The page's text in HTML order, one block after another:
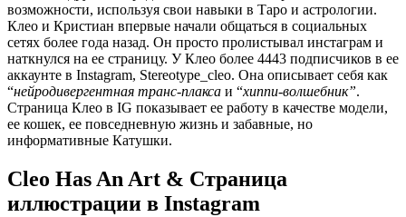
возможности, используя свои навыки в Таро и астрологии.
Клео и Кристиан впервые начали общаться в социальных
сетях более года назад. Он просто пролистывал инстаграм и
наткнулся на ее страницу. У Клео более 4443 подписчиков в ее
аккаунте в Instagram, Stereotype_cleo. Она описывает себя как
“нейродивергентная транс-плакса и “хиппи-волшебник”.
Страница Клео в IG показывает ее работу в качестве модели,
ее кошек, ее повседневную жизнь и забавные, но
информативные Катушки.
Cleo Has An Art & Страница
иллюстрации в Instagram